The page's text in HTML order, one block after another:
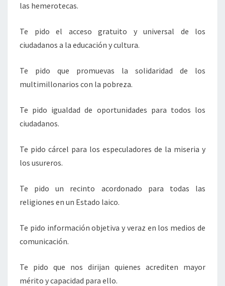
las hemerotecas.
Te pido el acceso gratuito y universal de los
ciudadanos a la educación y cultura.
Te pido que promuevas la solidaridad de los
multimillonarios con la pobreza.
Te pido igualdad de oportunidades para todos los
ciudadanos.
Te pido cárcel para los especuladores de la miseria y
los usureros.
Te pido un recinto acordonado para todas las
religiones en un Estado laico.
Te pido información objetiva y veraz en los medios de
comunicación.
Te pido que nos dirijan quienes acrediten mayor
mérito y capacidad para ello.